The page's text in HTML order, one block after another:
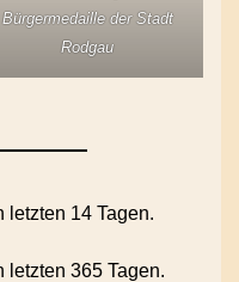
Bürgermedaille der Stadt
Rodgau
letzten 14 Tagen.
letzten 365 Tagen.